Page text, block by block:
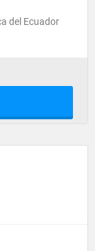
del Ecuador